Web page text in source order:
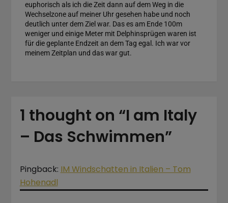
euphorisch als ich die Zeit dann auf dem Weg in die
Wechselzone auf meiner Uhr gesehen habe und noch
deutlich unter dem Ziel war. Das es am Ende 100m
weniger und einige Meter mit Delphinsprügen waren ist
für die geplante Endzeit an dem Tag egal. Ich war vor
meinem Zeitplan und das war gut.
1 thought on “I am Italy
– Das Schwimmen”
Pingback: IM Windschatten in Italien – Tom
Hohenadl